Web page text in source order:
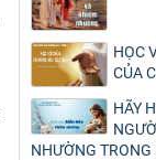
HỌC
CỦA
HÃY
NHƯỜNG TRONG